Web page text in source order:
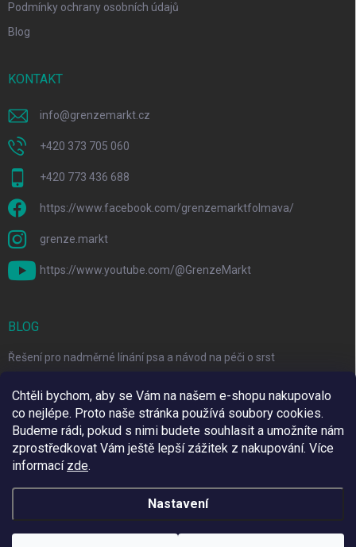
Chtěli bychom, aby se Vám na našem e-shopu nakupovalo
co nejlépe. Proto naše stránka používá soubory cookies.
Budeme rádi, pokud s nimi budete souhlasit a umožníte nám
zprostředkovat Vám ještě lepší zážitek z nakupování. Více
informací zde.
Nastavení
Podmínky ochrany osobních údajů
Blog
KONTAKT
info@grenzemarkt.cz
+420 373 705 060
+420 773 436 688
https://www.facebook.com/grenzemarktfolmava/
grenze.markt
https://www.youtube.com/@GrenzeMarkt
BLOG
Řešení pro nadměrné línání psa a návod na péči o srst
Top 6 značek pro domácí mazlíčky za skvělé ceny
Copyright 2026Grenze Markt Online. Všechna práva vyhrazena.Upravit